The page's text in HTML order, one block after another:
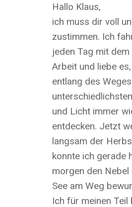
Hallo Klaus,
ich muss dir voll
zustimmen. Ich
jeden Tag mit dem
Arbeit und liebe
entlang des
und Licht immer
entdecken. Jetzt
langsam der
konnte ich gerade
morgen den Nebel
See am Weg
Ich für meinen Teil